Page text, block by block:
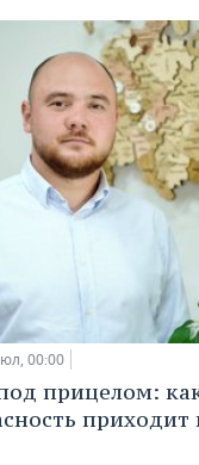
00:00
прицелом:
приходит